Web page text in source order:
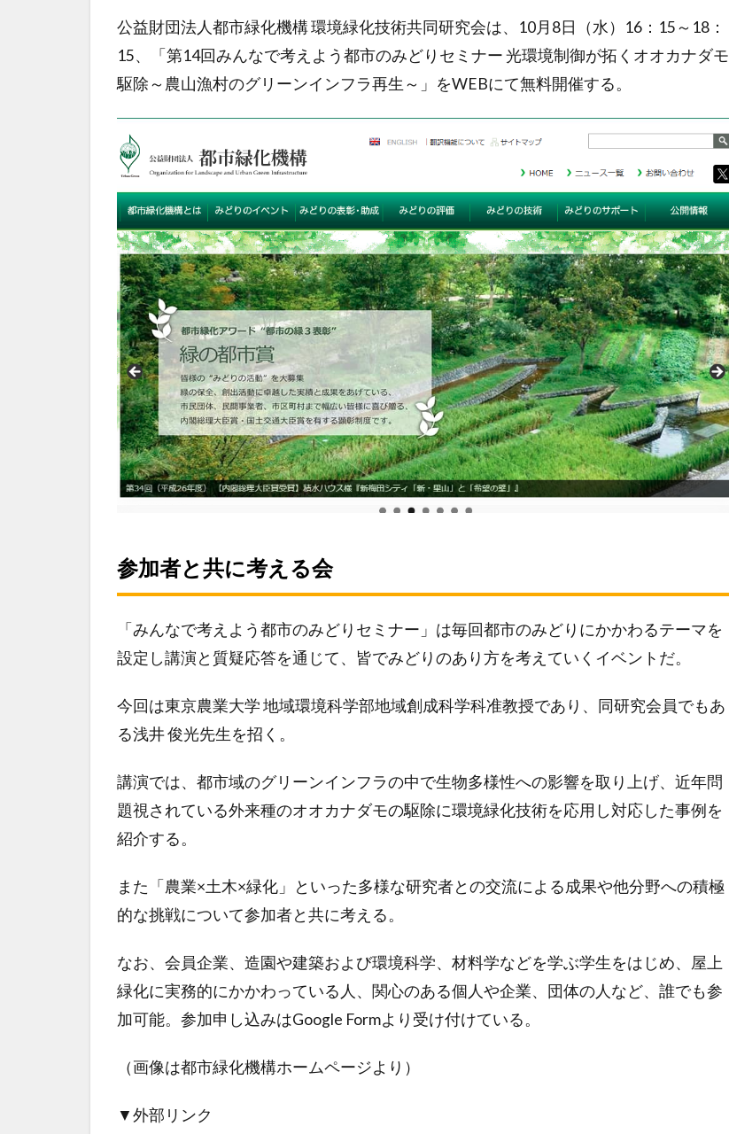
公益財団法人都市緑化機構 環境緑化技術共同研究会は、10月8日（水）16：15～18：
15、「第14回みんなで考えよう都市のみどりセミナー 光環境制御が拓くオオカナダモ
駆除～農山漁村のグリーンインフラ再生～」をWEBにて無料開催する。
参加者と共に考える会
「みんなで考えよう都市のみどりセミナー」は毎回都市のみどりにかかわるテーマを
設定し講演と質疑応答を通じて、皆でみどりのあり方を考えていくイベントだ。
今回は東京農業大学 地域環境科学部地域創成科学科准教授であり、同研究会員でもあ
る浅井 俊光先生を招く。
講演では、都市域のグリーンインフラの中で生物多様性への影響を取り上げ、近年問
題視されている外来種のオオカナダモの駆除に環境緑化技術を応用し対応した事例を
紹介する。
また「農業×土木×緑化」といった多様な研究者との交流による成果や他分野への積極
的な挑戦について参加者と共に考える。
なお、会員企業、造園や建築および環境科学、材料学などを学ぶ学生をはじめ、屋上
緑化に実務的にかかわっている人、関心のある個人や企業、団体の人など、誰でも参
加可能。参加申し込みはGoogle Formより受け付けている。
（画像は都市緑化機構ホームページより）
▼外部リンク